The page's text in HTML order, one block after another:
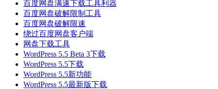
百度网盘满速下载工具利器
百度网盘破解限制工具
百度网盘破解限速
绕过百度网盘客户端
网盘下载工具
WordPress 5.5 Beta 3下载
WordPress 5.5下载
WordPress 5.5新功能
WordPress 5.5最新版下载